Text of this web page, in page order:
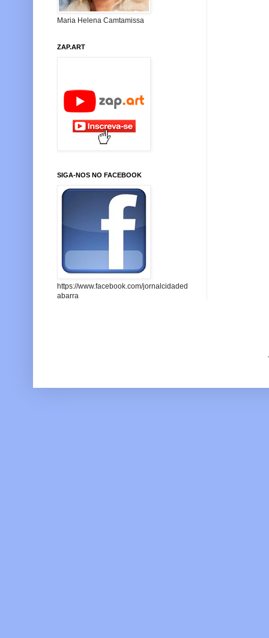
Maria Helena Camtamissa
ZAP.ART
SIGA-NOS NO FACEBOOK
https://www.facebook.com/jornalcidaded
abarra